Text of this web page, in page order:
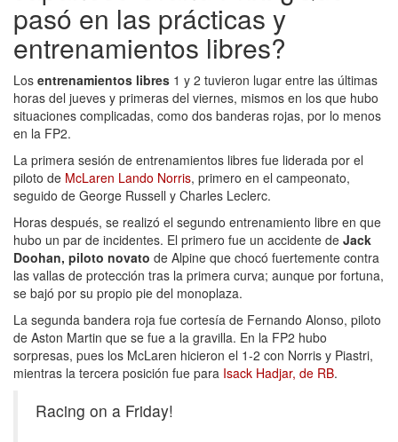
pasó en las prácticas y
entrenamientos libres?
Los entrenamientos libres 1 y 2 tuvieron lugar entre las últimas
horas del jueves y primeras del viernes, mismos en los que hubo
situaciones complicadas, como dos banderas rojas, por lo menos
en la FP2.
La primera sesión de entrenamientos libres fue liderada por el
piloto de McLaren Lando Norris, primero en el campeonato,
seguido de George Russell y Charles Leclerc.
Horas después, se realizó el segundo entrenamiento libre en que
hubo un par de incidentes. El primero fue un accidente de Jack
Doohan, piloto novato de Alpine que chocó fuertemente contra
las vallas de protección tras la primera curva; aunque por fortuna,
se bajó por su propio pie del monoplaza.
La segunda bandera roja fue cortesía de Fernando Alonso, piloto
de Aston Martin que se fue a la gravilla. En la FP2 hubo
sorpresas, pues los McLaren hicieron el 1-2 con Norris y Piastri,
mientras la tercera posición fue para Isack Hadjar, de RB.
Racing on a Friday!